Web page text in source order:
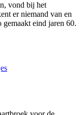
vond bij het
er niemand van en
eind jaren 60.